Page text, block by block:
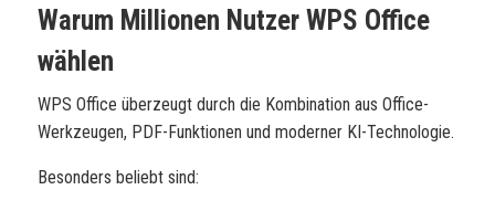
Warum Millionen Nutzer WPS Office
wählen
WPS Office überzeugt durch die Kombination aus Office-
Werkzeugen, PDF-Funktionen und moderner KI-Technologie.
Besonders beliebt sind: